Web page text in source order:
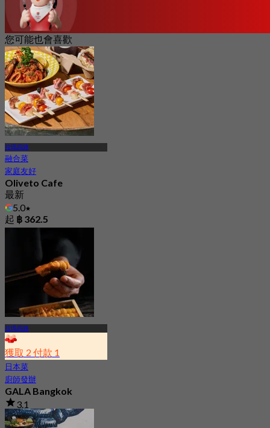
您可能也會喜歡
拉瑪四路
融合菜
家庭友好
Oliveto Cafe
最新
5.0
起 ฿ 362.5
拉瑪四路
獲取 2 付款 1
日本菜
廚師發辦
GALA Bangkok
3.1
416 已預訂